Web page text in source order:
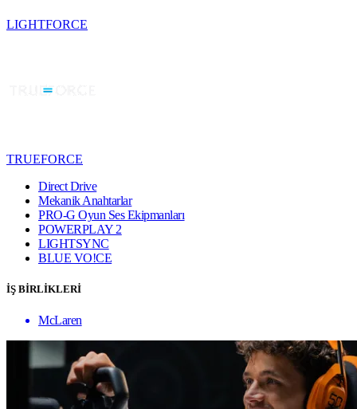
LIGHTFORCE
TRUEFORCE
Direct Drive
Mekanik Anahtarlar
PRO-G Oyun Ses Ekipmanları
POWERPLAY 2
LIGHTSYNC
BLUE VO!CE
İŞ BİRLİKLERİ
McLaren